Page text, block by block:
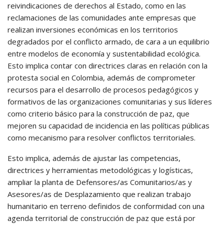
reivindicaciones de derechos al Estado, como en las
reclamaciones de las comunidades ante empresas que
realizan inversiones económicas en los territorios
degradados por el conflicto armado, de cara a un equilibrio
entre modelos de economía y sustentabilidad ecológica.
Esto implica contar con directrices claras en relación con la
protesta social en Colombia, además de comprometer
recursos para el desarrollo de procesos pedagógicos y
formativos de las organizaciones comunitarias y sus líderes
como criterio básico para la construcción de paz, que
mejoren su capacidad de incidencia en las políticas públicas
como mecanismo para resolver conflictos territoriales.
Esto implica, además de ajustar las competencias,
directrices y herramientas metodológicas y logísticas,
ampliar la planta de Defensores/as Comunitarios/as y
Asesores/as de Desplazamiento que realizan trabajo
humanitario en terreno definidos de conformidad con una
agenda territorial de construcción de paz que está por